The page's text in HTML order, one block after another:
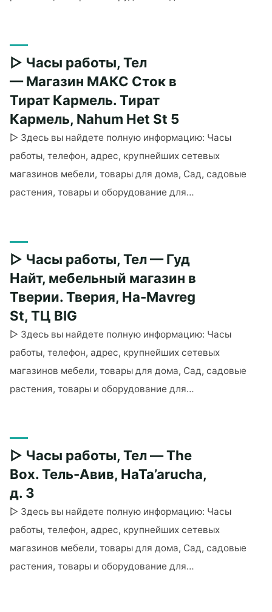
работы,
Тел
— Магазин
МАКС
в
Тверии.
Тверия,
Yehuda
1"
▷ Часы работы, Тел
— Магазин МАКС Сток в
Тират Кармель. Тират
Кармель, Nahum Het St 5
▷ Здесь вы найдете полную информацию: Часы
работы, телефон, адрес, крупнейших сетевых
магазинов мебели, товары для дома, Сад, садовые
растения, товары и оборудование для…
работы,
Тел
— Магазин
МАКС
в
Тират
Кармель.
Тират
Nahum
5"
▷ Часы работы, Тел — Гуд
Найт, мебельный магазин в
Тверии. Тверия, Ha-Mavreg
St, ТЦ BIG
▷ Здесь вы найдете полную информацию: Часы
работы, телефон, адрес, крупнейших сетевых
магазинов мебели, товары для дома, Сад, садовые
растения, товары и оборудование для…
работы,
Тел
— Гуд
мебельный
магазин
в
Тверии.
Тверия,
▷ Часы работы, Тел — The
Box. Тель-Авив, HaTa’arucha,
д. 3
▷ Здесь вы найдете полную информацию: Часы
работы, телефон, адрес, крупнейших сетевых
магазинов мебели, товары для дома, Сад, садовые
растения, товары и оборудование для…